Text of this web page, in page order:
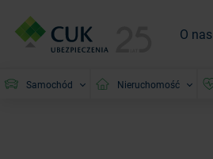
O nas
Samochód Nieruchomość